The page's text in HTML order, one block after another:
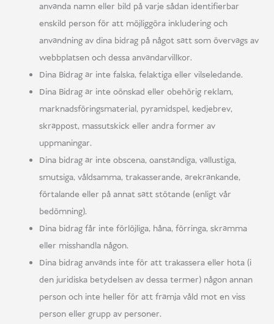
använda namn eller bild på varje sådan identifierbar
enskild person för att möjliggöra inkludering och
användning av dina bidrag på något sätt som övervägs av
webbplatsen och dessa användarvillkor.
Dina Bidrag är inte falska, felaktiga eller vilseledande.
Dina Bidrag är inte oönskad eller obehörig reklam,
marknadsföringsmaterial, pyramidspel, kedjebrev,
skräppost, massutskick eller andra former av
uppmaningar.
Dina bidrag är inte obscena, oanständiga, vällustiga,
smutsiga, våldsamma, trakasserande, ärekränkande,
förtalande eller på annat sätt stötande (enligt vår
bedömning).
Dina bidrag får inte förlöjliga, håna, förringa, skrämma
eller misshandla någon.
Dina bidrag används inte för att trakassera eller hota (i
den juridiska betydelsen av dessa termer) någon annan
person och inte heller för att främja våld mot en viss
person eller grupp av personer.